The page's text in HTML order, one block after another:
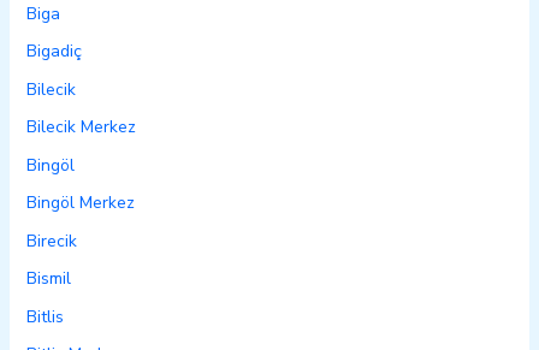
Biga
Bigadiç
Bilecik
Bilecik Merkez
Bingöl
Bingöl Merkez
Birecik
Bismil
Bitlis